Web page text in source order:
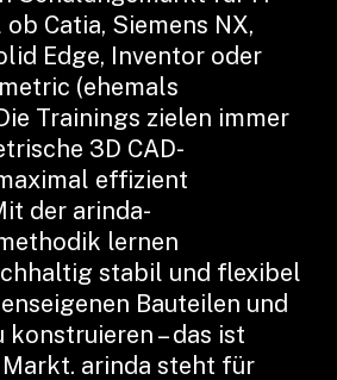
Catia, Siemens NX,
Edge, Inventor oder
(ehemals
Trainings zielen immer
3D CAD-
effizient
der arinda-
lernen
stabil und flexibel
Bauteilen und
konstruieren – das ist
arinda steht für